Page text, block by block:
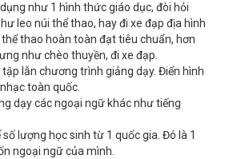
như 1 hình thức giáo dục, đòi hỏi
leo núi thể thao, hay đi xe đạp địa hình
thể thao hoàn toàn đạt tiêu chuẩn, hơn
như chèo thuyền, đi xe đạp.
lẫn chương trình giảng dạy. Điển hình
toàn quốc.
dạy các ngoại ngữ khác như tiếng
lượng học sinh từ 1 quốc gia. Đó là 1
ngoại ngữ của mình.